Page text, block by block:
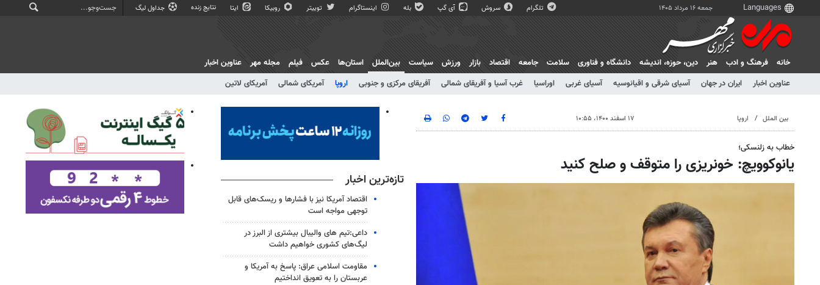
جمعه ۱۶ مرداد ۱۴۰۵ تلگرام سروش آی گپ بله اینستاگرام توییتر روبیکا ایتا نتایج زنده جداول لیگ
خانه فرهنگ و ادب هنر دين، حوزه، انديشه دانشگاه و فناوری سلامت جامعه اقتصاد بازار ورزش سیاست
بین‌الملل
عناوین اخبار
ایران در جهان آسیای شرقی و اقیانوسیه آسیای غربی اوراسیا غرب آسیا و آفریقای شمالی آفریقای مرکزی و جنوبی اروپا آمریکای شمالی آمریکای لاتین
استان‌ها عکس فیلم مجله مهر عناوین اخبار
بین الملل اروپا ۱۷ اسفند ۱۴۰۰، ۱۰:۵۵
خطاب به زلنسکی؛
یانوکوویچ: خونریزی را متوقف و صلح کنید
تازه‌ترین اخبار
اقتصاد آمریکا نیز با فشارها و ریسک‌های قابل
توجهی مواجه است
داعی:تیم های والیبال بیشتری از البرز در
لیگ‌های کشوری خواهیم داشت
مقاومت اسلامی عراق: پاسخ به آمریکا و
عربستان را به تعویق انداختیم